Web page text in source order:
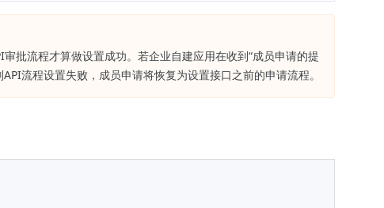
批流程才算做设置成功。若企业自建应用在收到“成员申请的提
流程设置失败，成员申请将恢复为设置接口之前的申请流程。